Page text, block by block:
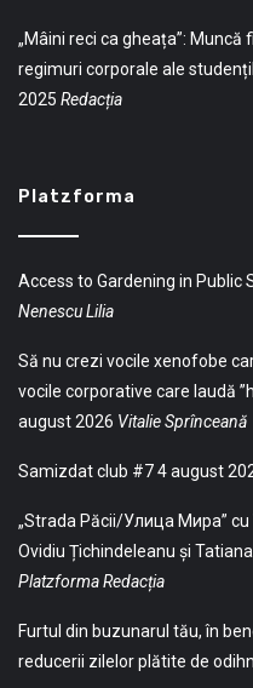
„Mâini reci ca gheața”:
regimuri corporale ale
2025 Redacția
Platzforma
Access to Gardening in Public
Nenescu Lilia
Să nu crezi vocile xenofobe
vocile corporative care laudă
august 2026 Vitalie Sprînceană
Samizdat club #74 august
„Strada Păcii/Улица Мира” cu
Ovidiu Țichindeleanu și
Platzforma Redacția
Furtul din buzunarul tău, în
reducerii zilelor plătite de